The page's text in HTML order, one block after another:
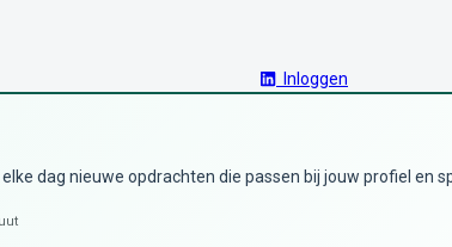
Inloggen
dag nieuwe opdrachten die passen bij jouw profiel en